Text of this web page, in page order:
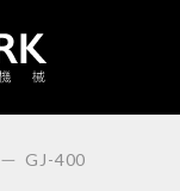
GJ-400